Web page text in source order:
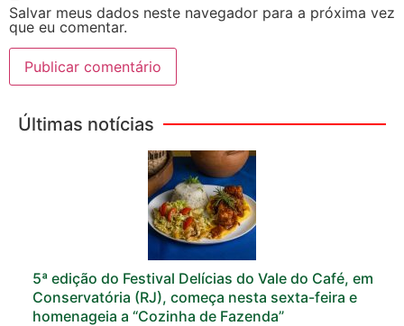
Salvar meus dados neste navegador para a próxima vez
que eu comentar.
Últimas notícias
5ª edição do Festival Delícias do Vale do Café, em
Conservatória (RJ), começa nesta sexta-feira e
homenageia a “Cozinha de Fazenda”